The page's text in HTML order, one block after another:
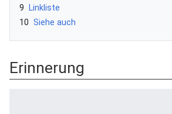
9
Linkliste
10 Siehe auch
Erinnerung